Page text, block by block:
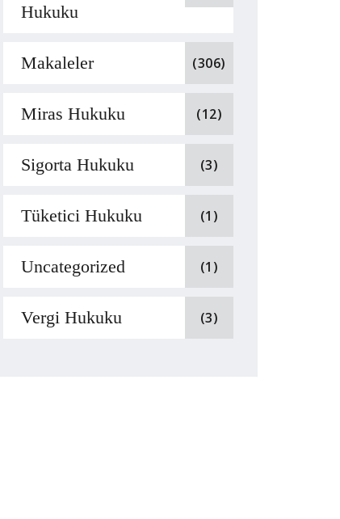
Hukuku
Makaleler (306)
Miras Hukuku (12)
Sigorta Hukuku (3)
Tüketici Hukuku (1)
Uncategorized (1)
Vergi Hukuku (3)